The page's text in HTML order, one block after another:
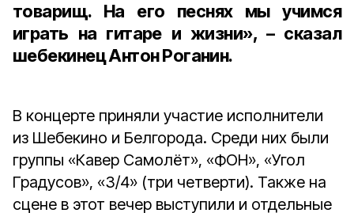
товарищ. На его песнях мы учимся
играть на гитаре и жизни», – сказал
шебекинец Антон Роганин.
В концерте приняли участие исполнители
из Шебекино и Белгорода. Среди них были
группы «Кавер Самолёт», «ФОН», «Угол
Градусов», «3/4» (три четверти). Также на
сцене в этот вечер выступили и отдельные